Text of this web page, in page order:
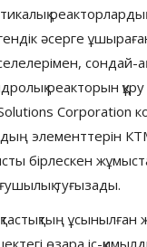
әсерге
сондай-
реакторын
Corporation
элементтерін
бірлескен
туғызады.
ұсынылған
өзара іс-